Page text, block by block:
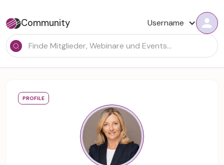
Community Username
PROFILE